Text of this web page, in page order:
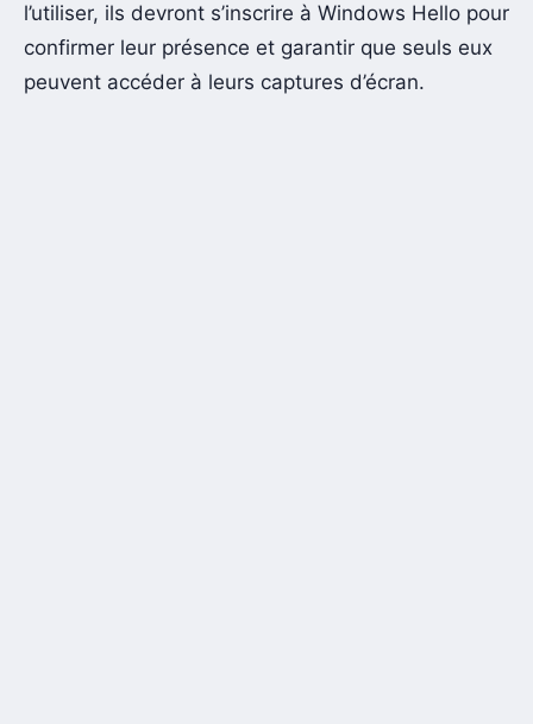
l’utiliser, ils devront s’inscrire à Windows Hello pour
confirmer leur présence et garantir que seuls eux
peuvent accéder à leurs captures d’écran.